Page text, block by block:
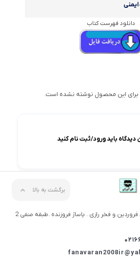
دانلود فهرست کتاب
این محصول نوشته نشده است.
دیدگاه باید ورود/ثبت نام کنید
برگشت به بالا
تهران -خیابان انقلاب .بین فروردین و فخر رازی . پاساژ فروزنده .طبقه منفی 2